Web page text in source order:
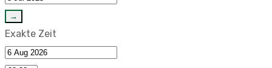
→
Exakte Zeit